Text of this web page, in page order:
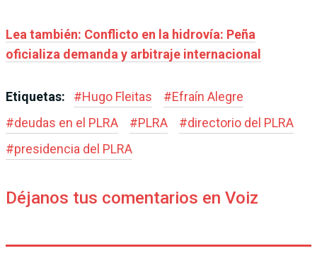
Lea también: Conflicto en la hidrovía: Peña
oficializa demanda y arbitraje internacional
Etiquetas: #Hugo Fleitas #Efraín Alegre
#deudas en el PLRA #PLRA #directorio del PLRA
#presidencia del PLRA
Déjanos tus comentarios en Voiz